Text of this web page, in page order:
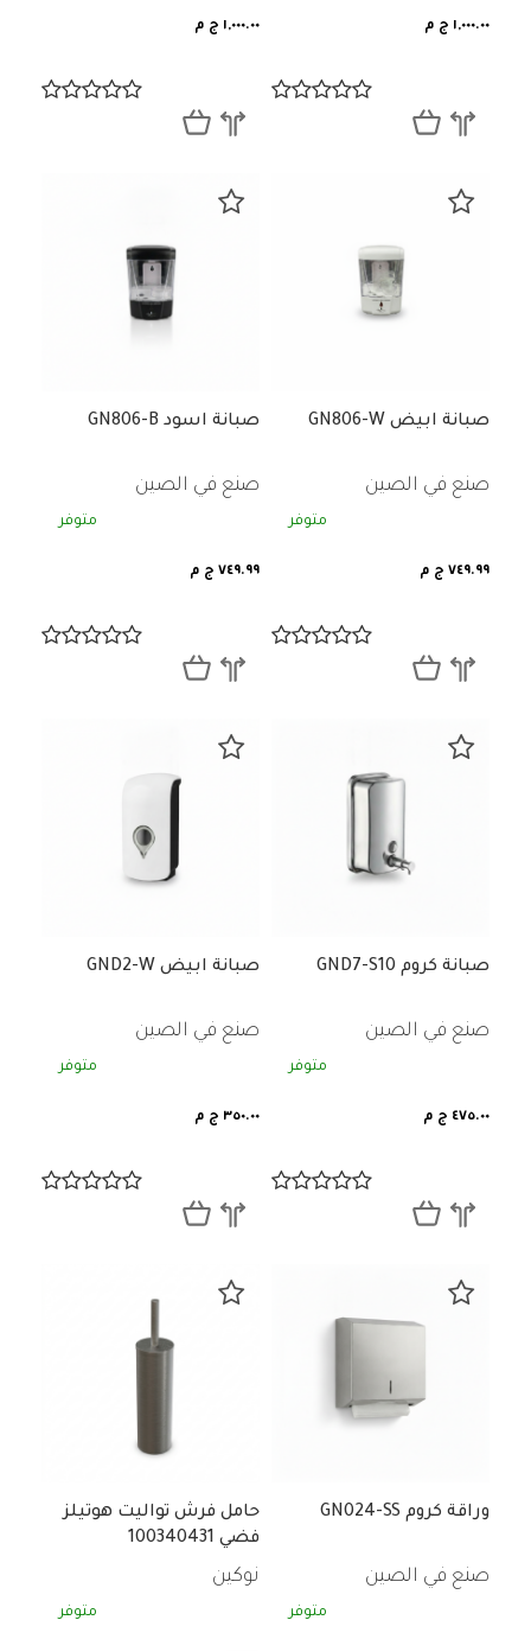
١,٠٠٠.٠٠ ج م ١,٠٠٠.٠٠ ج م
صبانة ابيض GN806-W
صنع في الصين
متوفر
٧٤٩.٩٩ ج م
صبانة اسود GN806-B
صنع في الصين
متوفر
٧٤٩.٩٩ ج م
صبانة كروم GND7-S10
صنع في الصين
متوفر
٤٧٥.٠٠ ج م
صبانة ابيض GND2-W
صنع في الصين
متوفر
٣٥٠.٠٠ ج م
وراقة كروم GN024-SS
صنع في الصين
متوفر
حامل فرش تواليت هوتيلز
فضي 100340431
نوكين
متوفر